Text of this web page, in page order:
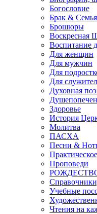
Богословие
Брак & Семья
Брошюры
Воскресная
Воспитание
Для женщин
Для мужчин
Для
Для
Духовная
Здоровье
История
Молитва
ПАСХА
Песни &
Проповеди
Учебные
Чтения на